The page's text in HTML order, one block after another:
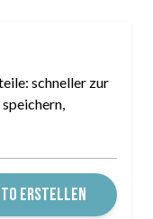
schneller zur
speichern,
ERSTELLEN